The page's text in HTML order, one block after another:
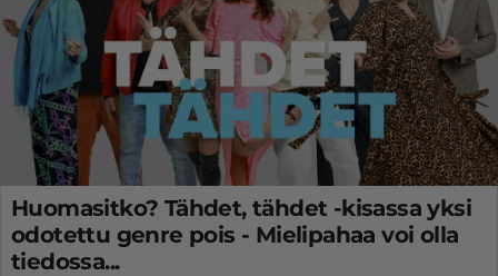
Huomasitko? Tähdet, tähdet -kisassa yksi
odotettu genre pois - Mielipahaa voi olla
tiedossa...